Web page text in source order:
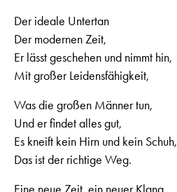
Der ideale Untertan
Der modernen Zeit,
Er lässt geschehen und nimmt hin,
Mit großer Leidensfähigkeit,
Was die großen Männer tun,
Und er findet alles gut,
Es kneift kein Hirn und kein Schuh,
Das ist der richtige Weg.